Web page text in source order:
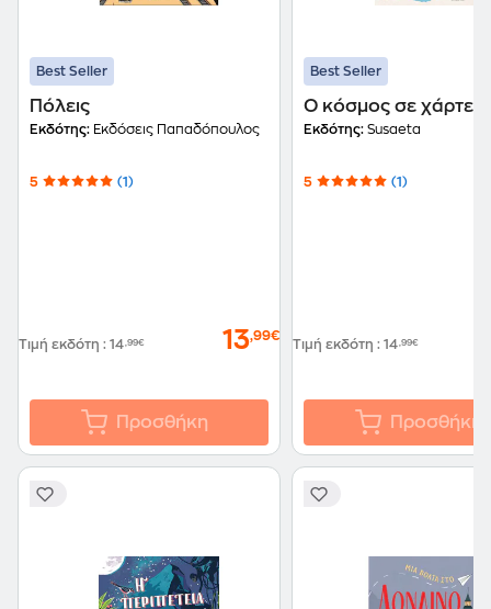
Best Seller
Πόλεις
Εκδότης: Εκδόσεις Παπαδόπουλος
5 (1)
Τιμή εκδότη : 14,99€ 13,99€
Προσθήκη
Best Seller
Ο κόσμος σε χάρτες
Εκδότης: Susaeta
5 (1)
Τιμή εκδότη : 14,99€
Προσθήκη